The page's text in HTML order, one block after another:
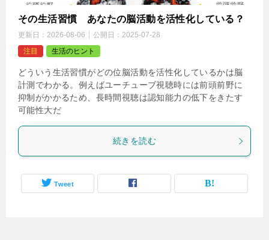
その生活習慣 あなたの脳活動を活性化している？
更新日： 2026-08-06 公開日： 2025-07-28
注目
生活のヒント
どういう生活習慣がどの位脳活動を活性化しているかは脳
計測でわかる。例えばユーチューブ視聴時には前頭前野に
抑制がかかるため、長時間視聴は認知能力の低下をきたす
可能性大だ
続きを読む
Tweet